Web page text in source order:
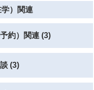
）関連
約）関連 (3)
(3)